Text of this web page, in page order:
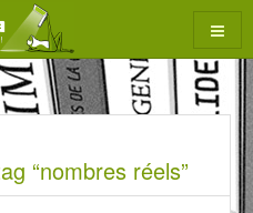
“nombres réels”